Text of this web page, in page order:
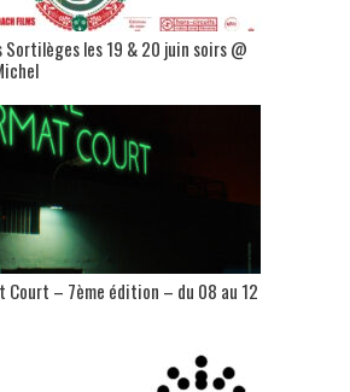
Sortilèges les 19 & 20 juin soirs @
Court – 7ème édition – du 08 au 12